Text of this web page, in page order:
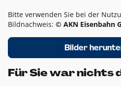
Bitte verwenden Sie bei der
Bildnachweis: © AKN Eisenbahn
Bilder
Für Sie war nichts